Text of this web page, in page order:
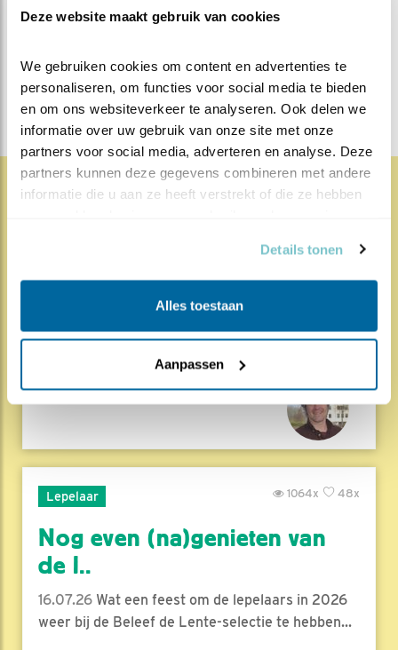
Deze website maakt gebruik van cookies
We gebruiken cookies om content en advertenties te
personaliseren, om functies voor social media te bieden
en om ons websiteverkeer te analyseren. Ook delen we
informatie over uw gebruik van onze site met onze
partners voor social media, adverteren en analyse. Deze
partners kunnen deze gegevens combineren met andere
informatie die u aan ze heeft verstrekt of die ze hebben
Details tonen
Alles toestaan
Aanpassen
Steenuil
Alle Beleef de
DEEL DIT BERICHT
Herleef de Lente: de vele
hoog..
gedaan. Een jubileumseizoen laat je sowieso n..
Door Louis van Oort
Lepelaar 48x
1064x
Nog even (na)genieten van
de l..
16.07.26 Wat een feest om de lepelaars in 2026
weer bij de Beleef de Lente-selectie te hebben...